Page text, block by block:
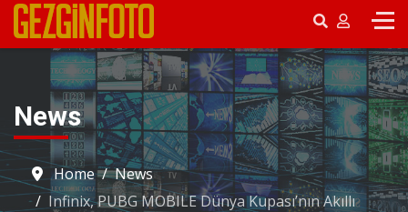
News
Home
News
Infinix, PUBG MOBILE Dünya Kupası’nın Akıllı